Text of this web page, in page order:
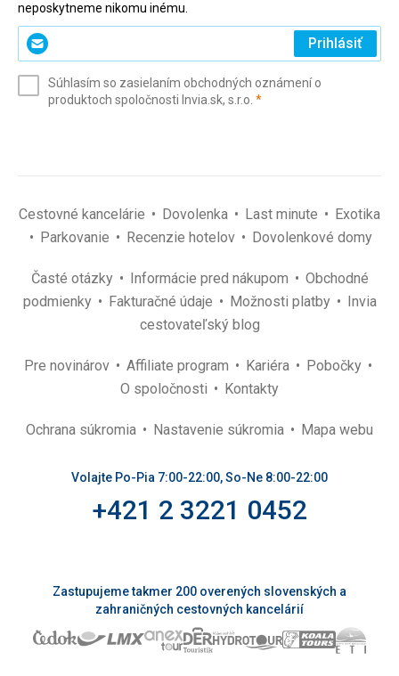
neposkytneme nikomu inému.
Zadajte
svoj
(povinné)
Prihlásiť
Súhlasím so zasielaním obchodných oznámení o
produktoch spoločnosti Invia.sk, s.r.o. *(povinné)
Cestovné kancelárie Dovolenka Last minute
Exotika
Parkovanie
Recenzie hotelov Dovolenkové domy
Časté otázky Informácie pred nákupom
Obchodné
podmienky
Fakturačné údaje Možnosti platby
Invia
cestovateľský blog
Pre novinárov Affiliate program Kariéra
Pobočky
O spoločnosti
Kontakty
Ochrana súkromia Nastavenie súkromia Mapa webu
Volajte Po-Pia 7:00-22:00, So-Ne 8:00-22:00
+421 2 3221 0452
Zastupujeme takmer 200 overených slovenských a
zahraničných cestovných kancelárií